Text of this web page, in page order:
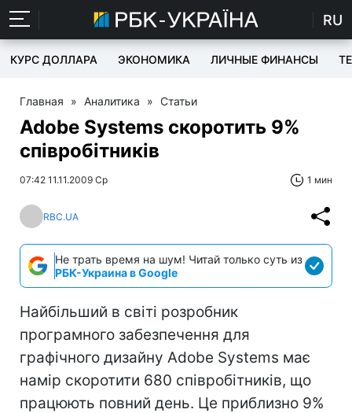
RU
КУРС ДОЛЛАРА ЭКОНОМИКА ЛИЧНЫЕ ФИНАНСЫ
Главная » Аналитика » Статьи
Adobe Systems скоротить 9%
співробітників
07:42 11.11.2009 Ср 1 мин
RBC.UA
Не трать время на шум! Читай только суть из
РБК-Украина в Google
Найбільший в світі розробник
програмного забезпечення для
графічного дизайну Adobe Systems має
намір скоротити 680 співробітників, що
працюють повний день. Це приблизно 9%